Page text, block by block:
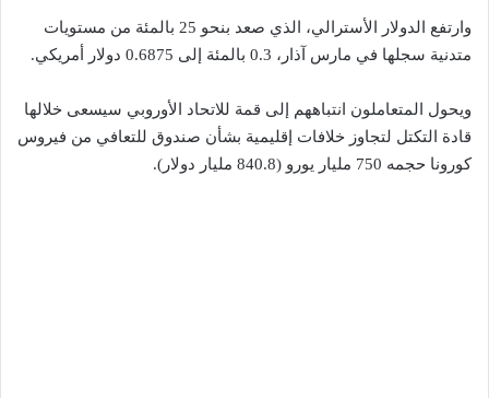
وارتفع الدولار الأسترالي، الذي صعد بنحو 25 بالمئة من مستويات
متدنية سجلها في مارس آذار، 0.3 بالمئة إلى 0.6875 دولار أمريكي.
ويحول المتعاملون انتباههم إلى قمة للاتحاد الأوروبي سيسعى خلالها
قادة التكتل لتجاوز خلافات إقليمية بشأن صندوق للتعافي من فيروس
كورونا حجمه 750 مليار يورو (840.8 مليار دولار).